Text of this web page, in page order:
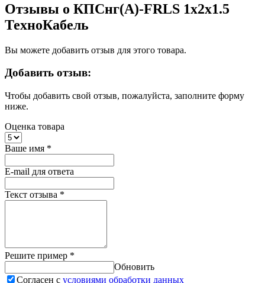
Отзывы о КПСнг(А)-FRLS 1х2х1.5
ТехноКабель
Вы можете добавить отзыв для этого товара.
Добавить отзыв:
Чтобы добавить свой отзыв, пожалуйста, заполните форму
ниже.
Оценка товара
Ваше имя *
E-mail для ответа
Текст отзыва *
Решите пример *
Обновить
Согласен с условиями обработки данных